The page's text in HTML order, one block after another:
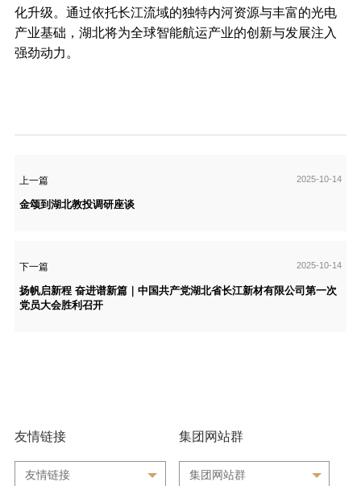
化升级。通过依托长江流域的独特内河资源与丰富的光电
产业基础，湖北将为全球智能航运产业的创新与发展注入
强劲动力。
上一篇 2025-10-14
金颂到湖北教投调研座谈
下一篇 2025-10-14
扬帆启新程 奋进谱新篇｜中国共产党湖北省长江新材有限公司第一次
党员大会胜利召开
友情链接
友情链接
集团网站群
集团网站群